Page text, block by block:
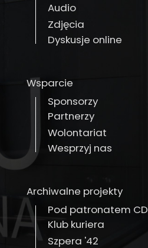
Audio
Zdjęcia
Dyskusje online
Wsparcie
Sponsorzy
Partnerzy
Wolontariat
Wesprzyj nas
Archiwalne projekty
Pod patronatem CD
Klub kuriera
Szpera '42